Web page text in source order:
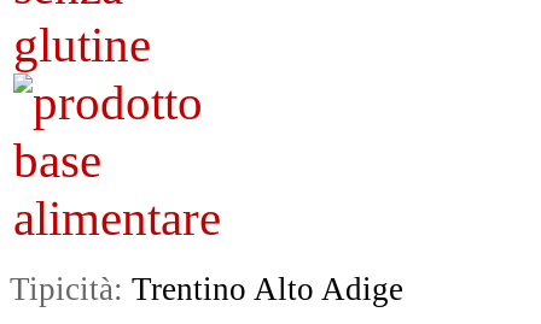
Tipicità: Trentino Alto Adige